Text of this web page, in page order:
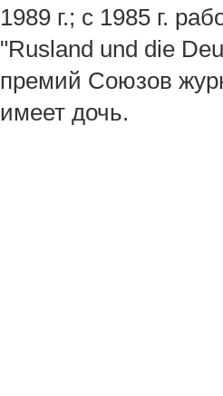
1989 г.; с 1985 г.
"Ruslаnd und diе
премий Союзов
имеет дочь.